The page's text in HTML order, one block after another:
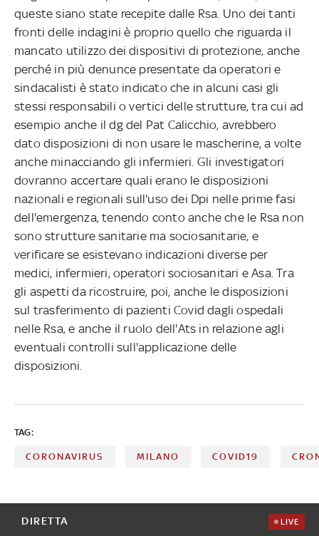
queste siano state recepite dalle Rsa. Uno dei tanti
fronti delle indagini è proprio quello che riguarda il
mancato utilizzo dei dispositivi di protezione, anche
perché in più denunce presentate da operatori e
sindacalisti è stato indicato che in alcuni casi gli
stessi responsabili o vertici delle strutture, tra cui ad
esempio anche il dg del Pat Calicchio, avrebbero
dato disposizioni di non usare le mascherine, a volte
anche minacciando gli infermieri. Gli investigatori
dovranno accertare quali erano le disposizioni
nazionali e regionali sull'uso dei Dpi nelle prime fasi
dell'emergenza, tenendo conto anche che le Rsa non
sono strutture sanitarie ma sociosanitarie, e
verificare se esistevano indicazioni diverse per
medici, infermieri, operatori sociosanitari e Asa.Tra
gli aspetti da ricostruire, poi, anche le disposizioni
sul trasferimento di pazienti Covid dagli ospedali
nelle Rsa, e anche il ruolo dell'Ats in relazione agli
eventuali controlli sull'applicazione delle
disposizioni.
TAG:
CORONAVIRUS MILANO COVID19
DIRETTA LIVE